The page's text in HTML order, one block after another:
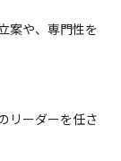
案や、専門性を
リーダーを任さ